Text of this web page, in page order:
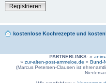
Registrieren
kostenlose Kochrezepte und
PARTNERLINKS:»
» zur-alten-post-ammeloe.de » Bund-
(Marcus Petersen-Clausen ist